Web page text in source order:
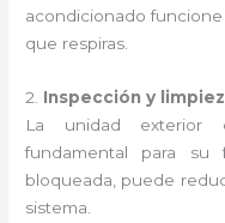
acondicionado
que respiras.
2. Inspección y
La unidad exterior
fundamental para su
bloqueada, puede
sistema.